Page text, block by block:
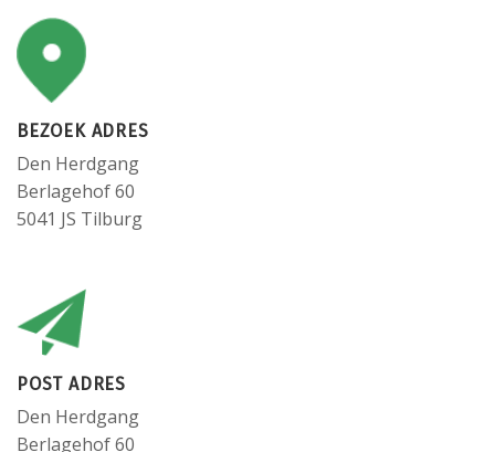
BEZOEK ADRES
Den Herdgang
Berlagehof 60
5041 JS Tilburg
POST ADRES
Den Herdgang
Berlagehof 60